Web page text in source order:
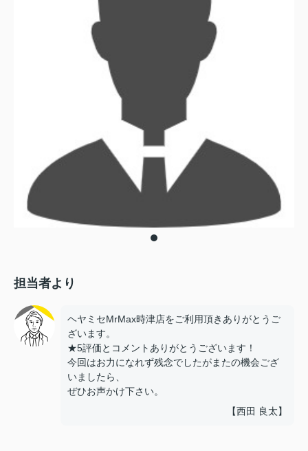
担当者より
ヘヤミセMrMax時津店をご利用頂きありがとうご
ざいます。
★5評価とコメントありがとうございます！
今回はお力になれず残念でしたがまたの機会ござ
いましたら、
ぜひお声かけ下さい。
【西田 良太】